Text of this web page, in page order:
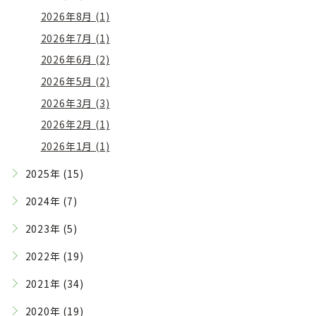
2026年8月 (1)
2026年7月 (1)
2026年6月 (2)
2026年5月 (2)
2026年3月 (3)
2026年2月 (1)
2026年1月 (1)
2025年 (15)
2024年 (7)
2023年 (5)
2022年 (19)
2021年 (34)
2020年 (19)